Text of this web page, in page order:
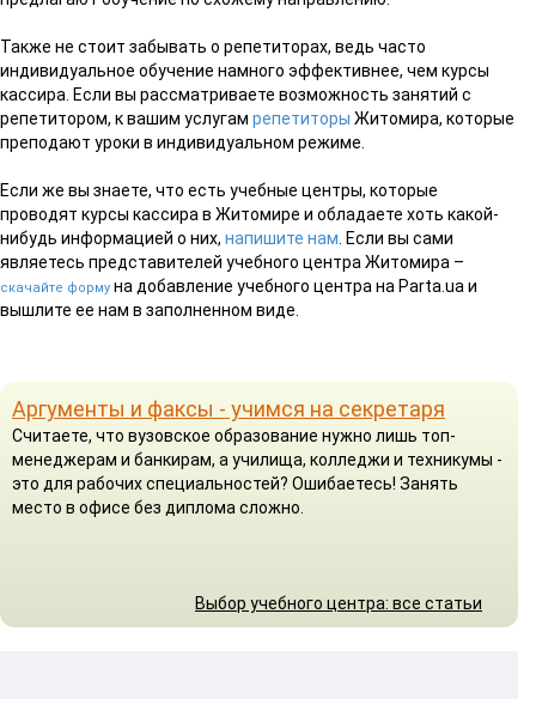
Также не стоит забывать о репетиторах, ведь часто
индивидуальное обучение намного эффективнее, чем курсы
кассира. Если вы рассматриваете возможность занятий с
репетитором, к вашим услугам репетиторы Житомира, которые
преподают уроки в индивидуальном режиме.
Если же вы знаете, что есть учебные центры, которые
проводят курсы кассира в Житомире и обладаете хоть какой-
нибудь информацией о них, напишите нам . Если вы сами
являетесь представителей учебного центра Житомира –
скачайте форму на добавление учебного центра на Parta.ua и
вышлите ее нам в заполненном виде.
Аргументы и факсы - учимся на секретаря
Считаете, что вузовское образование нужно лишь топ-
менеджерам и банкирам, а училища, колледжи и техникумы -
это для рабочих специальностей? Ошибаетесь! Занять
место в офисе без диплома сложно.
Выбор учебного центра: все статьи